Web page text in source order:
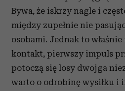
Bywa, że iskrzy nagle i
między zupełnie nie
osobami. Jednak to
kontakt, pierwszy impuls
potoczą się losy dwojga
warto o odrobinę wysiłku i